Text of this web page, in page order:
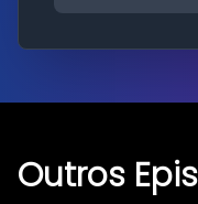
Outros